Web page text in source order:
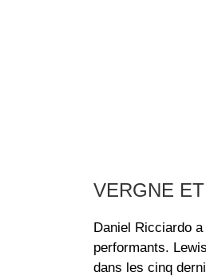
VERGNE
Daniel Ricciardo
performants.
dans les cinq